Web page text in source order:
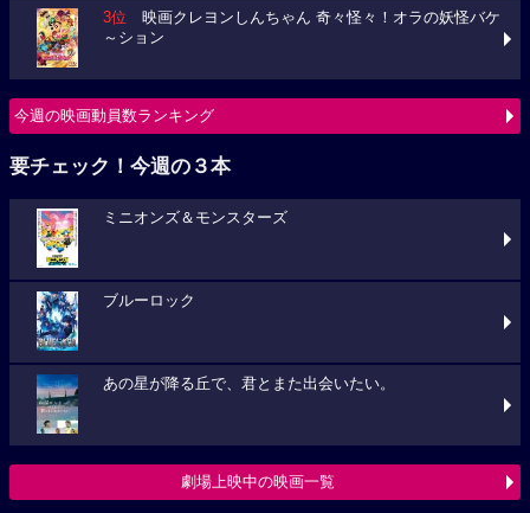
3位 映画クレヨンしんちゃん 奇々怪々！オラの妖怪バケ
～ション
今週の映画動員数ランキング
要チェック！今週の３本
ミニオンズ＆モンスターズ
ブルーロック
あの星が降る丘で、君とまた出会いたい。
劇場上映中の映画一覧